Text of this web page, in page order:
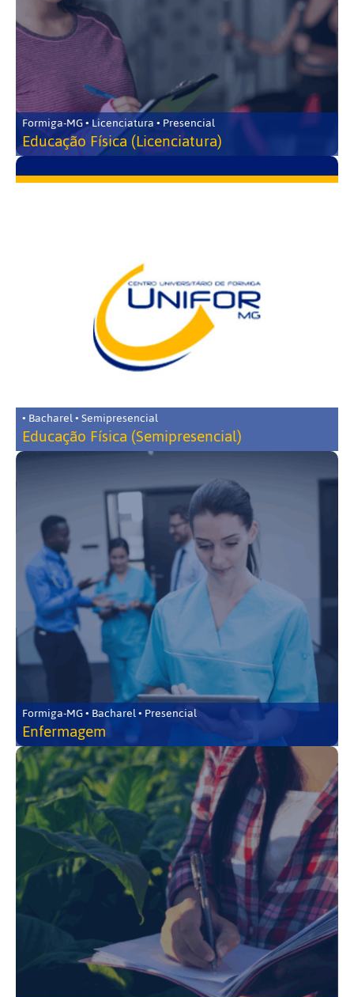
Formiga-MG • Licenciatura • Presencial
Educação Física (Licenciatura)
• Bacharel • Semipresencial
Educação Física (Semipresencial)
Formiga-MG • Bacharel • Presencial
Enfermagem